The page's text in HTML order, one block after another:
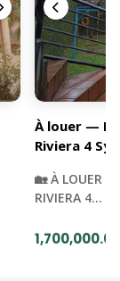
À louer —
Riviera 4
🏡 À LOUER —
RIVIERA 4…